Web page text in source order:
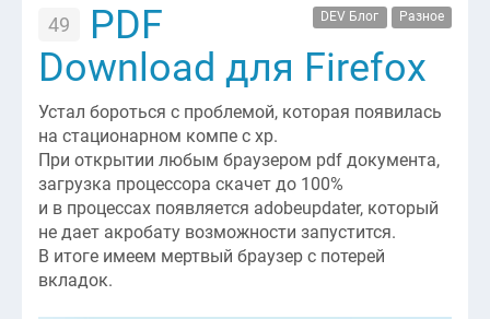
DEV Блог Разное
49
PDF
Download для Firefox
Устал бороться с проблемой, которая появилась
на стационарном компе с xp.
При открытии любым браузером pdf документа,
загрузка процессора скачет до 100%
и в процессах появляется adobeupdater, который
не дает акробату возможности запустится.
В итоге имеем мертвый браузер с потерей
вкладок.